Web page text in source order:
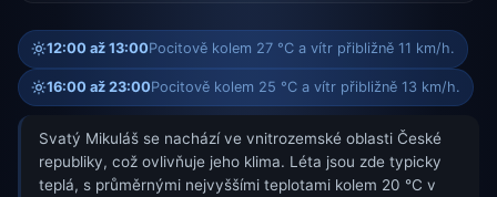
12:00 až 13:00Pocitově kolem 27 °C a vítr přibližně 11 km/h.
16:00 až 23:00Pocitově kolem 25 °C a vítr přibližně 13 km/h.
Svatý Mikuláš se nachází ve vnitrozemské oblasti České
republiky, což ovlivňuje jeho klima. Léta jsou zde typicky
teplá, s průměrnými nejvyššími teplotami kolem 20 °C v